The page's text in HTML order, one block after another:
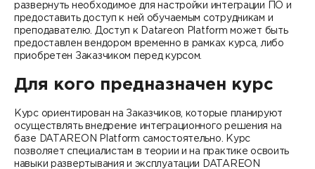
Старт с Вендором
Книги DATAREON
Вебинары
развернуть необходимое для настройки интеграции ПО и
предоставить доступ к ней обучаемым сотрудникам и
преподавателю. Доступ к Datareon Platform может быть
предоставлен вендором временно в рамках курса, либо
приобретен Заказчиком перед курсом.
Для кого предназначен курс
Курс ориентирован на Заказчиков, которые планируют
осуществлять внедрение интеграционного решения на
базе DATAREON Platform самостоятельно. Курс
позволяет специалистам в теории и на практике освоить
навыки развертывания и эксплуатации DATAREON